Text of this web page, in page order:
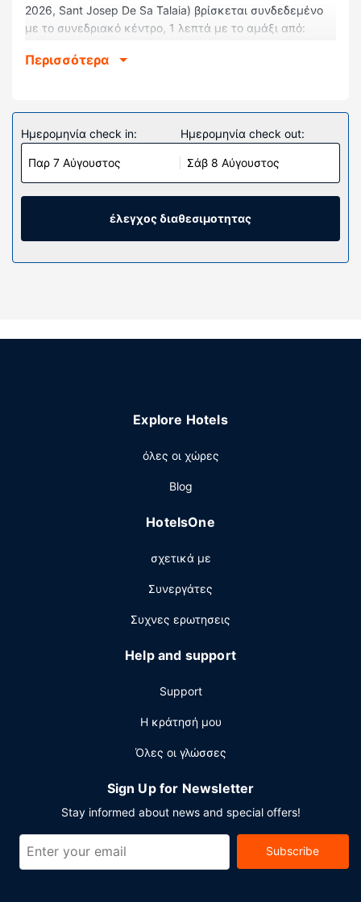
2026, Sant Josep De Sa Talaia) βρίσκεται συνδεδεμένο
με το συνεδριακό κέντρο, 1 λεπτά με το αμάξι από:
Ξενοδοχείο4 Αυτό το παραλιακό κατάλυμα απέχει 4,9
Νιώστε σαν στο σπίτι σας σε ένα από τα 461
κλιματιζόμενα δωμάτια, όπου θα βρείτε την εξής
παροχή: μίνι μπαρ. Τα δωμάτια διαθέτουν μπαλκόνια.
Παραμείνετε online με δωρεάν ασύρματη πρόσβαση στο
ίντερνετ που προσφέρεται. Τα μπάνια διαθέτουν δωρεάν
προϊόντα προσωπικής περιποίησης και πιστολάκια
Παροχές καταλύματος
σίγουροι ότι θα εκτιμήσετε τις ψυχαγωγικές
Πάρτε κάτι να φάτε στο TATEL Ibiza, ένα από τα 5
μείνετε μέσα και επωφεληθείτε από το 24ωρo room
επισκεφτείτε το beach bar ή ένα από τα 6 μπαρ/lounge ή
διαθέσιμο πρωινό (σε μπουφέ) καθημερινά μεταξύ 7:30
Στις σημαντικές παροχές περιλαμβάνονται ένα
επιχειρηματικό κέντρο, ρεσεψιόν όλο το 24ωρο και
πολύγλωσσο προσωπικό. Οι εγκαταστάσεις εκδηλώσεων
συνεδριακό κέντρο και 5 αίθουσες συνεδριάσεων. Στους
χώρους μας θα βρείτε στάθμευση με περιορισμούς.
Περισσότερα
Ημερομηνία check in:
Παρ 7 Αύγουστος
Ημερομηνία check out:
Σάβ 8 Αύγουστος
έλεγχος διαθεσιμοτητας
Explore Hotels
όλες οι χώρες
Blog
HotelsOne
σχετικά με
Συνεργάτες
Συχνες ερωτησεις
Help and support
Support
Η κράτησή μου
Όλες οι γλώσσες
Sign Up for Newsletter
Stay informed about news and special offers!
Subscribe